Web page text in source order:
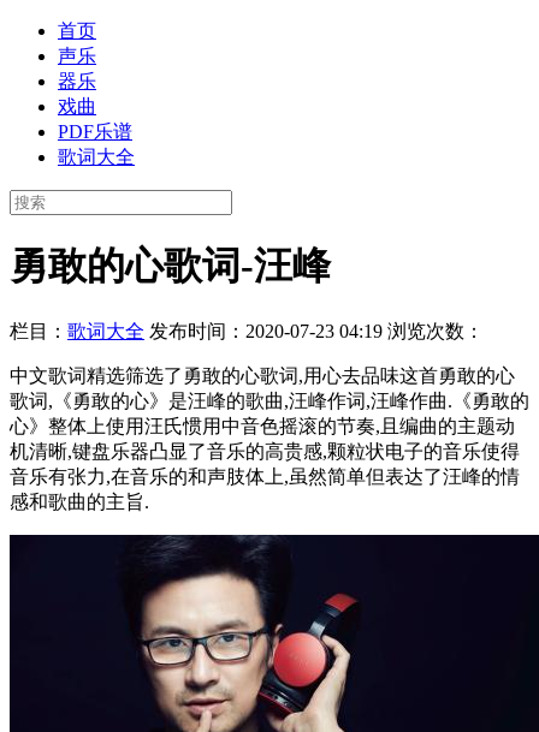
首页
声乐
器乐
戏曲
PDF乐谱
歌词大全
勇敢的心歌词-汪峰
栏目： 歌词大全 发布时间：2020-07-23 04:19 浏览次数：
中文歌词精选筛选了勇敢的心歌词,用心去品味这首勇敢的心
歌词,《勇敢的心》是汪峰的歌曲,汪峰作词,汪峰作曲.《勇敢的
心》整体上使用汪氏惯用中音色摇滚的节奏,且编曲的主题动
机清晰,键盘乐器凸显了音乐的高贵感,颗粒状电子的音乐使得
音乐有张力,在音乐的和声肢体上,虽然简单但表达了汪峰的情
感和歌曲的主旨.